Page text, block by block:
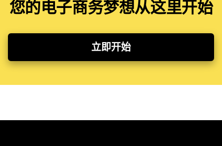
您的电子商务梦想从这里开始
立即开始